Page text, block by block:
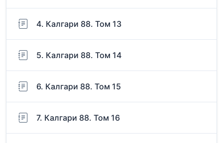
4. Калгари 88. Том 13
5. Калгари 88. Том 14
6. Калгари 88. Том 15
7. Калгари 88. Том 16